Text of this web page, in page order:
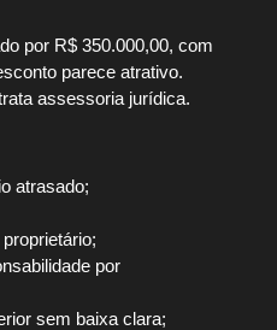
por R$ 350.000,00, com
parece atrativo.
assessoria jurídica.
atrasado;
por
sem baixa clara;